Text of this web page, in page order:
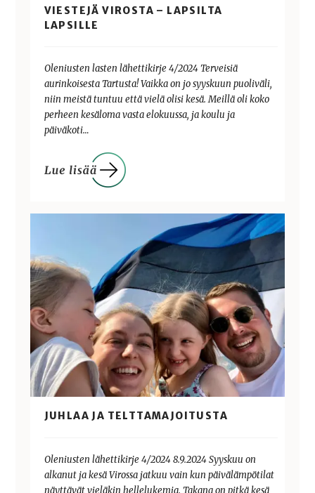
VIESTEJÄ VIROSTA – LAPSILTA
LAPSILLE
Oleniusten lasten lähettikirje 4/2024 Terveisiä
aurinkoisesta Tartusta! Vaikka on jo syyskuun puoliväli,
niin meistä tuntuu että vielä olisi kesä. Meillä oli koko
perheen kesäloma vasta elokuussa, ja koulu ja
päiväkoti…
JUHLAA JA TELTTAMAJOITUSTA
Oleniusten lähettikirje 4/2024 8.9.2024 Syyskuu on
alkanut ja kesä Virossa jatkuu vain kun päivälämpötilat
näyttävät vieläkin hellelukemia. Takana on pitkä kesä